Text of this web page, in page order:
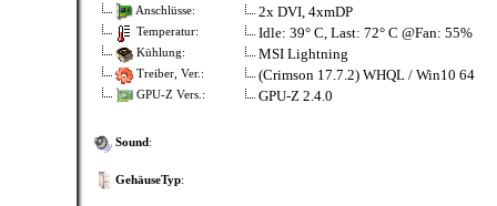
Anschlüsse: 2x DVI, 4xmDP
Temperatur: Idle: 39° C, Last: 72° C @Fan: 55%
Kühlung: MSI Lightning
Treiber, Ver.: (Crimson 17.7.2) WHQL / Win10 64
GPU-Z Vers.: GPU-Z 2.4.0
Sound:
GehäuseTyp: